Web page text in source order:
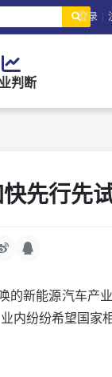
登录 |
判断
先行先
新能源汽车产
内纷纷希望国家